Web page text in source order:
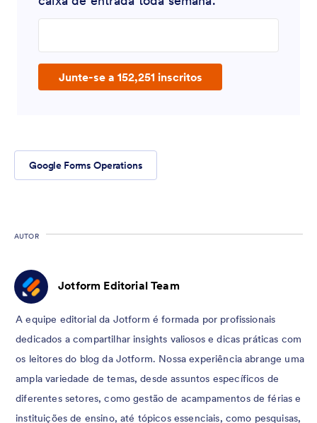
Junte-se a 152,251 inscritos
Google Forms Operations
AUTOR
Jotform Editorial Team
A equipe editorial da Jotform é formada por profissionais
dedicados a compartilhar insights valiosos e dicas práticas com
os leitores do blog da Jotform. Nossa experiência abrange uma
ampla variedade de temas, desde assuntos específicos de
diferentes setores, como gestão de acampamentos de férias e
instituições de ensino, até tópicos essenciais, como pesquisas,